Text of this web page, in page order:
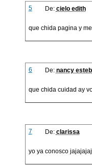
5 De: cielo edith
que chida pagina y
6 De: nancy
que chida cuidad ay
7 De: clarissa
yo ya conosco